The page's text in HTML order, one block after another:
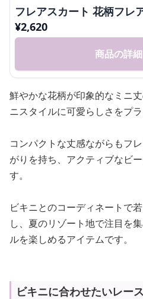
フレアスカート 花柄フレ
¥2,620
商品の詳
鮮やかな花柄が印象的なミニ
ニスタイルに可愛らしさをプラ
コンパクトな丈感ながらもフ
がりを持ち、アクティブなビ
す。
ビキニとのコーディネートで
し、夏のリゾート地で注目を
ルを楽しめるアイテムです。
ビキニに合わせたいレー